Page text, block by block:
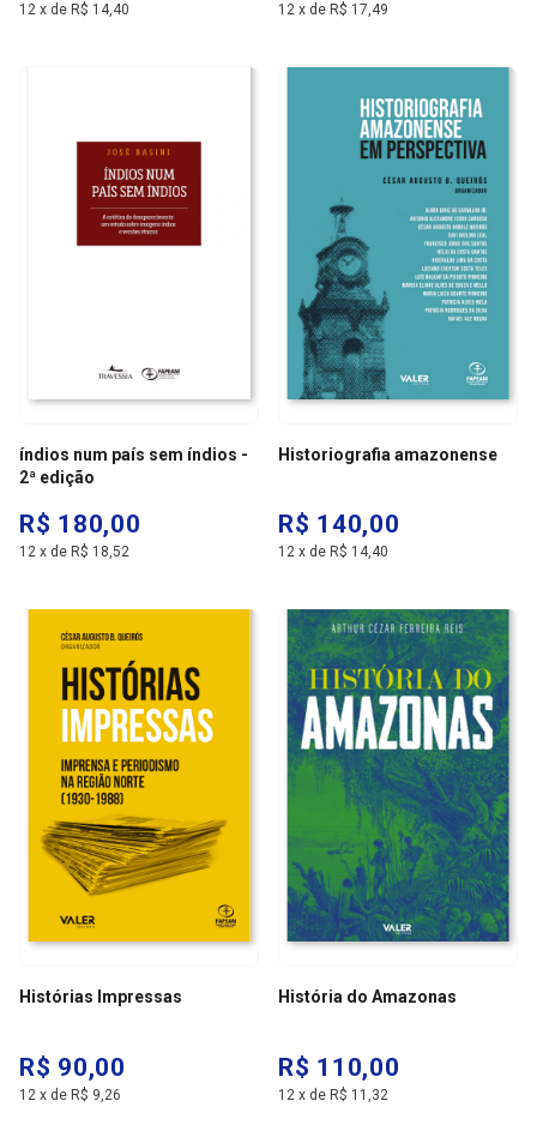
12 x de R$ 14,40 12 x de R$ 17,49
índios num país sem índios -
2ª edição
R$ 180,00
12 x de R$ 18,52
Historiografia amazonense
R$ 140,00
12 x de R$ 14,40
Histórias Impressas
R$ 90,00
12 x de R$ 9,26
História do Amazonas
R$ 110,00
12 x de R$ 11,32